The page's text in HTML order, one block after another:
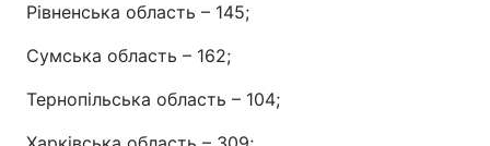
Рівненська область – 145;
Сумська область – 162;
Тернопільська область – 104;